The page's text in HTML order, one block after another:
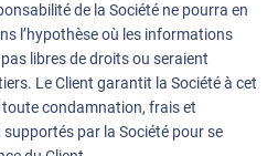
de la Société ne pourra en
l’hypothèse où les informations
libres de droits ou seraient
Le Client garantit la Société à cet
condamnation, frais et
par la Société pour se